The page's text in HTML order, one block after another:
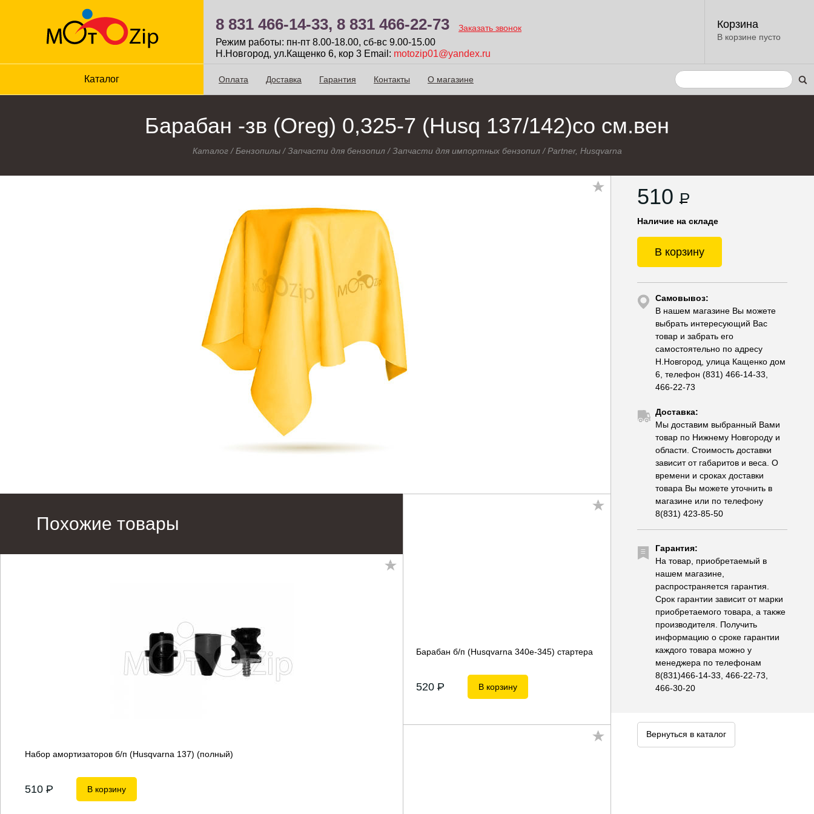
8 831 466-14-33, 8 831 466-22-73 Заказать звонок
Режим работы: пн-пт 8.00-18.00, сб-вc 9.00-15.00
Н.Новгород, ул.Кащенко 6, кор 3 Email: motozip01@yandex.ru
Корзина
В корзине пусто
Каталог Оплата Доставка Гарантия Контакты О магазине
Барабан -зв (Oreg) 0,325-7 (Нusq 137/142)со см.вен
Каталог/Бензопилы/Запчасти для бензопил/Запчасти для импортных бензопил/Partner, Husqvarna
510 P
Наличие на складе
В корзину
Самовывоз:
В нашем магазине Вы можете
выбрать интересующий Вас
товар и забрать его
самостоятельно по адресу
Н.Новгород, улица Кащенко дом
6, телефон (831) 466-14-33,
466-22-73
Доставка:
Мы доставим выбранный Вами
товар по Нижнему Новгороду и
области. Стоимость доставки
зависит от габаритов и веса. О
времени и сроках доставки
товара Вы можете уточнить в
магазине или по телефону
8(831) 423-85-50
Гарантия:
На товар, приобретаемый в
нашем магазине,
распространяется гарантия.
Срок гарантии зависит от марки
приобретаемого товара, а также
производителя. Получить
информацию о сроке гарантии
каждого товара можно у
менеджера по телефонам
8(831)466-14-33, 466-22-73,
466-30-20
Вернуться в каталог
Похожие товары
Набор амортизаторов б/п (Husqvarna 137) (полный)
510 P В корзину
Барабан б/п (Husqvarna 340е-345) стартера
520 P В корзину